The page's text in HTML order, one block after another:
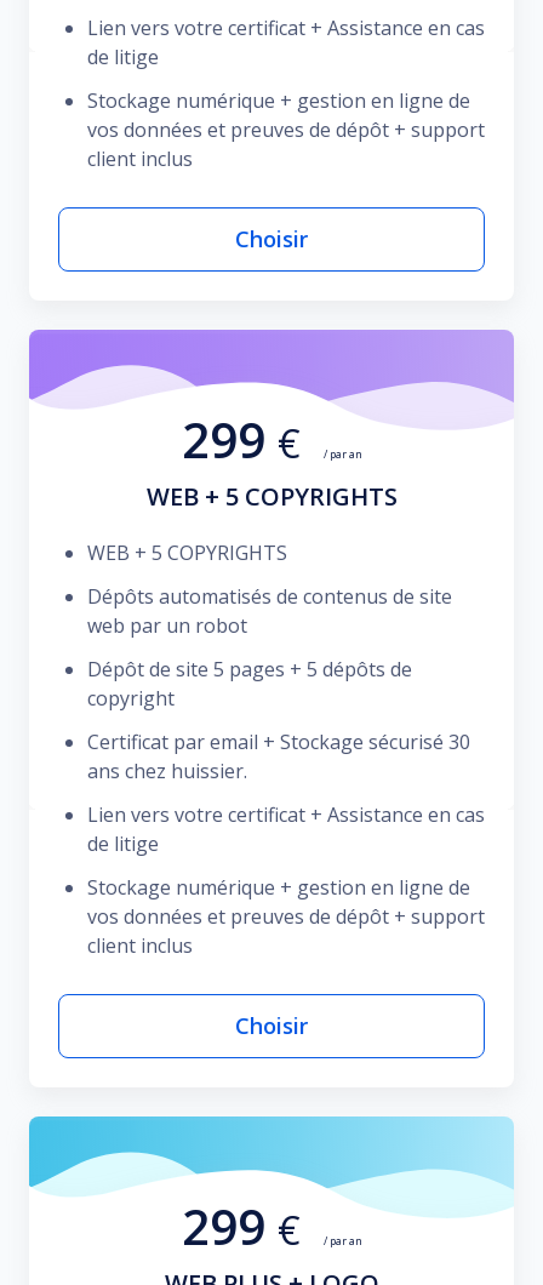
Lien vers votre certificat + Assistance en cas
de litige
Stockage numérique + gestion en ligne de
vos données et preuves de dépôt + support
client inclus
Choisir
299 € / par an
WEB + 5 COPYRIGHTS
WEB + 5 COPYRIGHTS
Dépôts automatisés de contenus de site
web par un robot
Dépôt de site 5 pages + 5 dépôts de
copyright
Certificat par email + Stockage sécurisé 30
ans chez huissier.
Lien vers votre certificat + Assistance en cas
de litige
Stockage numérique + gestion en ligne de
vos données et preuves de dépôt + support
client inclus
Choisir
299 € / par an